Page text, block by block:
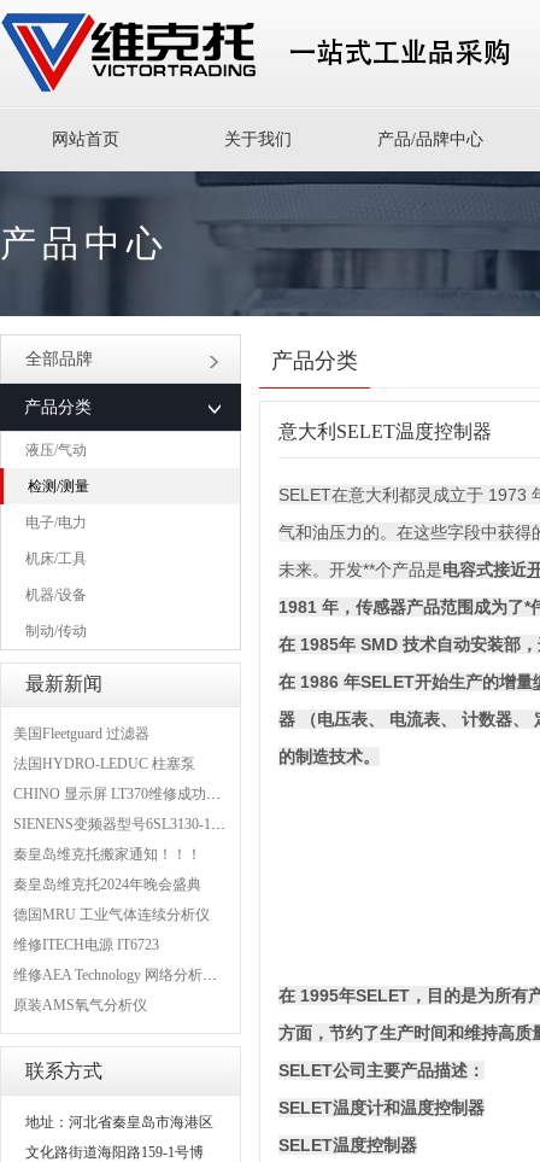
网站首页 关于我们 产品/品牌中心
产品中心
全部品牌
产品分类
液压/气动
检测/测量
电子/电力
机床/工具
机器/设备
制动/传动
最新新闻
美国Fleetguard 过滤器
法国HYDRO-LEDUC 柱塞泵
CHINO 显示屏 LT370维修成功案例
SIENENS变频器型号6SL3130-1TE24-0AA0维修案例
秦皇岛维克托搬家通知！！！
秦皇岛维克托2024年晚会盛典
德国MRU 工业气体连续分析仪
维修ITECH电源 IT6723
维修AEA Technology 网络分析仪 6015-1010
原装AMS氧气分析仪
联系方式
地址：河北省秦皇岛市海港区
文化路街道海阳路159-1号博
产品分类
意大利SELET温度控制器
SELET在意大利都灵成立于 1973
气和油压力的。在这些字段中获
未来。开发**个产品是电容式接近
1981 年，传感器产品范围成为了*
在 1985年 SMD 技术自动安装部
在 1986 年SELET开始生产的增量
器
（电压表、 电流表、 计数器、
的制造技术。
在 1995年SELET，目的是为所有
方面，节约了生产时间和维持高
SELET公司主要产品描述：
SELET温度计和温度控制器
SELET温度控制器